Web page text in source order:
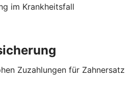
im Krankheitsfall
Zuzahlungen für Zahnersatz